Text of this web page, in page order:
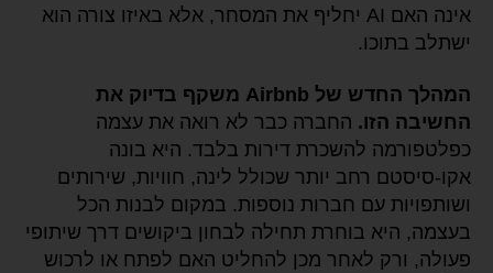
אינה האם AI יחליף את המסחר, אלא באיזו צורה הוא
ישתלב בתוכו.
המהלך החדש של Airbnb משקף בדיוק את
החשיבה הזו. החברה כבר לא רואה את עצמה
כפלטפורמה להשכרת דירות בלבד. היא בונה
אקו-סיסטם רחב יותר שכולל לינה, חוויות, שירותים
ושותפויות עם חברות נוספות. במקום לבנות הכל
בעצמה, היא בוחרת תחילה לבחון ביקושים דרך שיתופי
פעולה, ורק לאחר מכן להחליט האם לפתח או לרכוש